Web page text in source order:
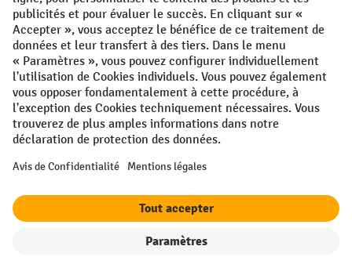
Protection des Données Politique de cookies
All prices excl. VAT plusshipping costsand possible delivery charges,
if not stated otherwise.
¹ La remise est valable jusqu'à épuisement des stocks. La remise ne
s'applique pas aux prix spéciaux. Il n'est pas possible de le combiner
avec d'autres réductions en pourcentage ou bons de réduction. | ² Une
réduction unique est offerte lors de la première inscription à la
toute commande d'un montant net minimum de 250 €. Le pourcentage
jusqu'à 10 %. Les transpalettes électriques, les gerbeurs électriques,
les chariots élévateurs électriques et l'outillage sont exclus de cette